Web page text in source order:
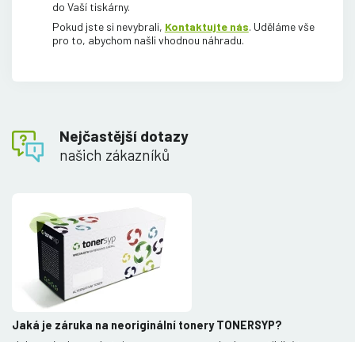
do Vaší tiskárny.
Pokud jste si nevybrali, Kontaktujte nás. Uděláme vše
pro to, abychom našli vhodnou náhradu.
Nejčastější dotazy
našich zákazníků
Jaká je záruka na neoriginální tonery TONERSYP?